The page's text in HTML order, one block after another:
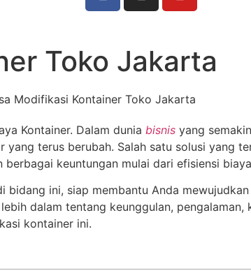
Toko Jakarta
Kontainer. Dalam dunia bisnis yang
terus berubah. Salah satu solusi yang
berbagai keuntungan mulai dari efisiensi
bidang ini, siap membantu Anda
dalam tentang keunggulan,
kontainer ini.